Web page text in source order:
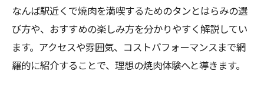
なんば駅近くで焼肉を満喫するためのタンとはらみの選
び方や、おすすめの楽しみ方を分かりやすく解説してい
ます。アクセスや雰囲気、コストパフォーマンスまで網
羅的に紹介することで、理想の焼肉体験へと導きます。